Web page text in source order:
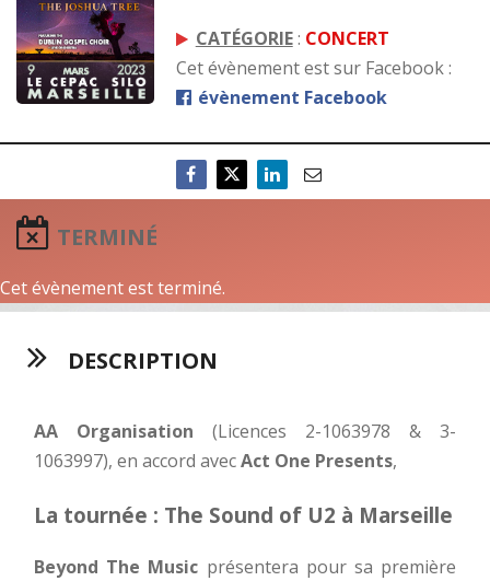
CATÉGORIE: CONCERT
Cet évènement est sur Facebook :
évènement Facebook
TERMINÉ
Cet évènement est terminé.
DESCRIPTION
AA Organisation (Licences 2-1063978 & 3-
1063997), en accord avecAct One Presents,
La tournée : The Sound of U2 à Marseille
Beyond The Music présentera pour sa première